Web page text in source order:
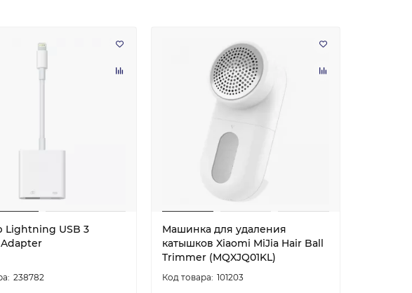
Lightning USB 3
238782
Машинка для удаления
катышков Xiaomi MiJia Hair Ball
Trimmer (MQXJQ01KL)
101203